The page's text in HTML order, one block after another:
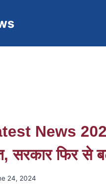
News
सरकार फिर से
24, 2024